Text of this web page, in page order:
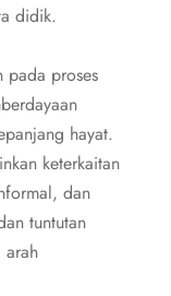
didik.
pada proses
hayat.
keterkaitan
dan
tuntutan
arah